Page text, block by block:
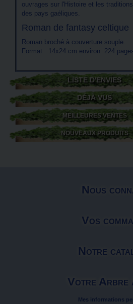
ouvrages sur l'Histoire et les
des pays gaéliques.
Roman de fantasy celtique
Roman broché à couverture souple.
Format : 14x24 cm environ. 224
LISTE D'ENVIES
DÉJÀ VUS
MEILLEURES VENTES
NOUVEAUX PRODUITS
Nous
Vos
Notre
Votre Arbre
Mes informations